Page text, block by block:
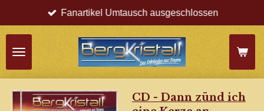
Fanartikel Umtausch ausgeschlossen
CD - Dann zünd ich